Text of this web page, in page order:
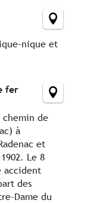
nique et
fer
chemin de
à
et
Le 8
accident
des
Dame du